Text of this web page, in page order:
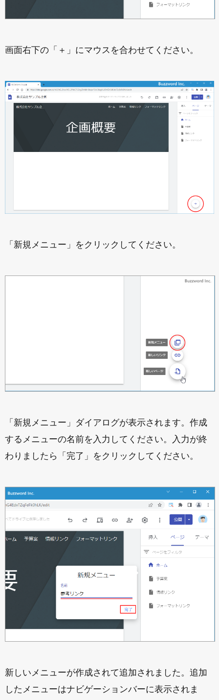
画面右下の「＋」にマウスを合わせてください。
「新規メニュー」をクリックしてください。
「新規メニュー」ダイアログが表示されます。作成
するメニューの名前を入力してください。入力が終
わりましたら「完了」をクリックしてください。
新しいメニューが作成されて追加されました。追加
したメニューはナビゲーションバーに表示されま